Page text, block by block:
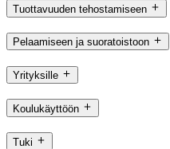
Tuottavuuden tehostamiseen
Pelaamiseen ja suoratoistoon
Yrityksille
Koulukäyttöön
Tuki